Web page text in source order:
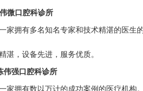
微口腔科诊所
家拥有多名知名专家和技术精湛的医生
湛，设备先进，服务优质。
伟强口腔科诊所
家拥有数以万计的成功案例的医疗机构